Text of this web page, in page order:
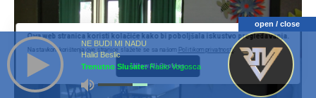
Ova web stranica koristi kolačiće kako bi poboljšala iskustvo pregledavanja.
Nastavkom korištenja ove stranice slažete se sa našom Politikom privatnosti.
Allow All Cookies
open / close
NE BUDI MI NADU
Halid Beslic
Trenutno Slušate:Radio Vogosca